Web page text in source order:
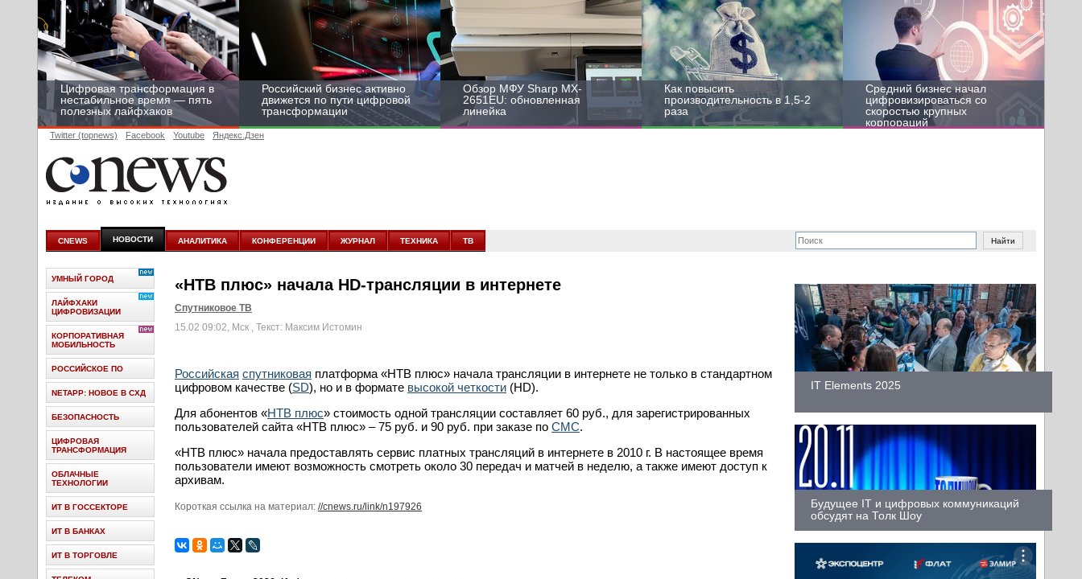
Цифровая трансформация в
нестабильное время — пять
полезных лайфхаков
Российский бизнес активно
движется по пути цифровой
трансформации
Обзор МФУ Sharp MX-
2651EU: обновленная
линейка
Как повысить
производительность в 1,5-2
раза
Средний бизнес начал
цифровизироваться со
скоростью крупных
корпораций
Twitter (topnews) Facebook Youtube Яндекс.Дзен
CNEWS НОВОСТИ АНАЛИТИКА КОНФЕРЕНЦИИ ЖУРНАЛ ТЕХНИКА ТВ
«НТВ плюс» начала HD-трансляции в интернете
Спутниковое ТВ
15.02 09:02, Мск , Текст: Максим Истомин
Российская спутниковая платформа «НТВ плюс» начала трансляции в интернете не только в стандартном
цифровом качестве (SD), но и в формате высокой четкости (HD).
Для абонентов «НТВ плюс» стоимость одной трансляции составляет 60 руб., для зарегистрированных
пользователей сайта «НТВ плюс» – 75 руб. и 90 руб. при заказе по СМС.
«НТВ плюс» начала предоставлять сервис платных трансляций в интернете в 2010 г. В настоящее время
пользователи имеют возможность смотреть около 30 передач и матчей в неделю, а также имеют доступ к
архивам.
Короткая ссылка на материал: //cnews.ru/link/n197926
IT Elements 2025
Будущее IT и цифровых коммуникаций
обсудят на Толк Шоу
УМНЫЙ ГОРОД
ЛАЙФХАКИ
ЦИФРОВИЗАЦИИ
КОРПОРАТИВНАЯ
МОБИЛЬНОСТЬ
РОССИЙСКОЕ ПО
NETAPP: НОВОЕ В СХД
БЕЗОПАСНОСТЬ
ЦИФРОВАЯ
ТРАНСФОРМАЦИЯ
ОБЛАЧНЫЕ
ТЕХНОЛОГИИ
ИТ В ГОССЕКТОРЕ
ИТ В БАНКАХ
ИТ В ТОРГОВЛЕ